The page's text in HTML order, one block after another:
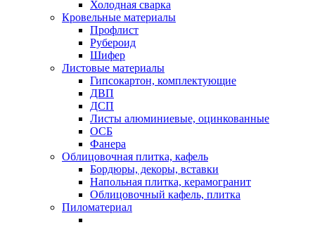
Холодная сварка
Кровельные материалы
Профлист
Рубероид
Шифер
Листовые материалы
Гипсокартон, комплектующие
ДВП
ДСП
Листы алюминиевые, оцинкованные
ОСБ
Фанера
Облицовочная плитка, кафель
Бордюры, декоры, вставки
Напольная плитка, керамогранит
Облицовочный кафель, плитка
Пиломатериал